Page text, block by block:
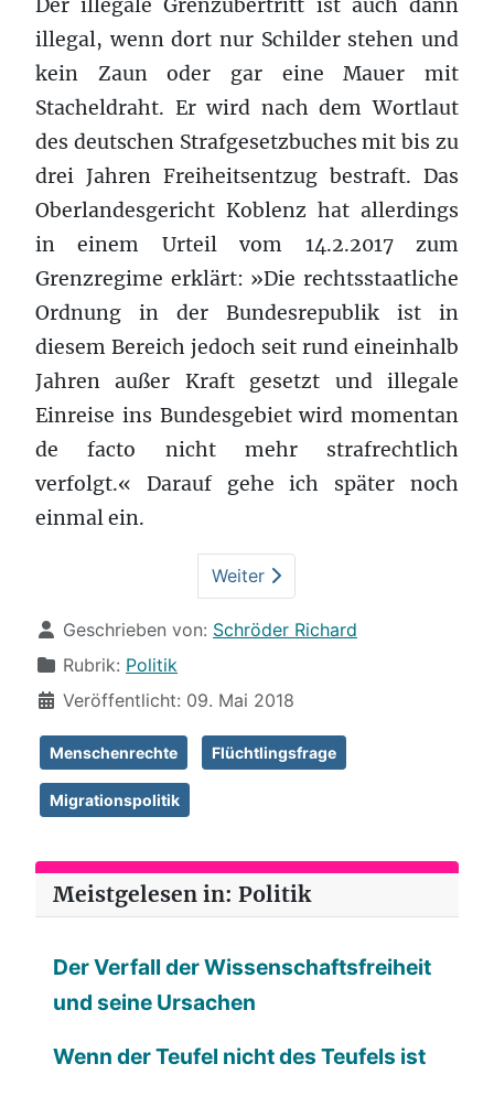
Der illegale Grenzübertritt ist auch dann
illegal, wenn dort nur Schilder stehen und
kein Zaun oder gar eine Mauer mit
Stacheldraht. Er wird nach dem Wortlaut
des deutschen Strafgesetzbuches mit bis zu
drei Jahren Freiheitsentzug bestraft. Das
Oberlandesgericht Koblenz hat allerdings
in einem Urteil vom 14.2.2017 zum
Grenzregime erklärt: »Die rechtsstaatliche
Ordnung in der Bundesrepublik ist in
diesem Bereich jedoch seit rund eineinhalb
Jahren außer Kraft gesetzt und illegale
Einreise ins Bundesgebiet wird momentan
de facto nicht mehr strafrechtlich
verfolgt.« Darauf gehe ich später noch
einmal ein.
Weiter
Details
Geschrieben von: Schröder Richard
Rubrik: Politik
Veröffentlicht: 09. Mai 2018
Menschenrechte Flüchtlingsfrage
Migrationspolitik
Meistgelesen in: Politik
Der Verfall der Wissenschaftsfreiheit
und seine Ursachen
Wenn der Teufel nicht des Teufels ist